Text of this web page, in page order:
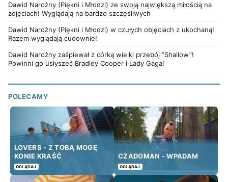
Dawid Narożny (Piękni i Młodzi) ze swoją największą miłością na
zdjęciach! Wyglądają na bardzo szczęśliwych
Dawid Narożny (Piękni i Młodzi) w czułych objęciach z ukochaną!
Razem wyglądają cudownie!
Dawid Narożny zaśpiewał z córką wielki przebój ”Shallow”!
Powinni go usłyszeć Bradley Cooper i Lady Gaga!
POLECAMY
LOVERS - Z TOBĄ MOGĘ
KONIE KRAŚĆ
OGLĄDAJ
CZADOMAN - WPADAM
OGLĄDAJ